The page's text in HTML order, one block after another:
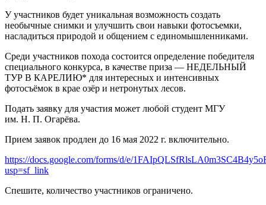
У участников будет уникальная возможность создать
необычные снимки и улучшить свои навыки фотосъемки,
насладиться природой и общением с единомышленниками.
Среди участников похода состоится определение победителя
специального конкурса, в качестве приза — НЕДЕЛЬНЫЙ
ТУР В КАРЕЛИЮ* для интересных и интенсивных
фотосъёмок в крае озёр и нетронутых лесов.
Подать заявку для участия может любой студент МГУ
им. Н. П. Огарёва.
Прием заявок продлен до 16 мая 2022 г. включительно.
https://docs.google.com/forms/d/e/
usp=sf_link
Спешите, количество участников ограничено.